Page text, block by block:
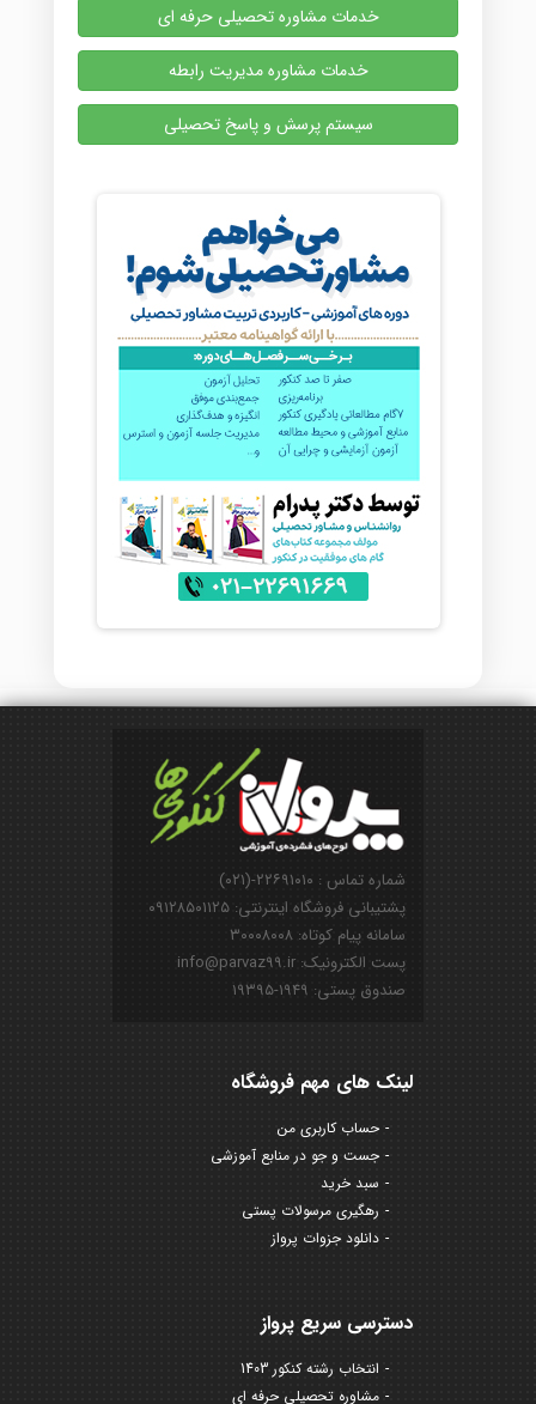
خدمات مشاوره تحصیلی حرفه ای
خدمات مشاوره مدیریت رابطه
سیستم پرسش و پاسخ تحصیلی
شماره تماس : ۲۲۶۹۱۰۱۰-(۰۲۱)
پشتیبانی فروشگاه اینترنتی: ۰۹۱۲۸۵۰۱۱۲۵
سامانه پیام کوتاه: ۳۰۰۰۸۰۰۸
پست الکترونیک: info@parvaz99.ir
صندوق پستی: ۱۹۴۹-۱۹۳۹۵
لینک های مهم فروشگاه
حساب کاربری من
جست و جو در منابع آموزشی
سبد خرید
رهگیری مرسولات پستی
دانلود جزوات پرواز
دسترسی سریع پرواز
انتخاب رشته کنکور 1403
مشاوره تحصیلی حرفه ای